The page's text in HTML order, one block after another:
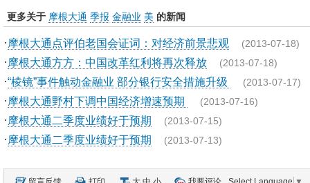
更多关于 摩根大通 季报 金融业 美 的新闻
· 摩根大通点评伯老国会证词：对经济前景悲观 (2013-07-18)
· 摩根大通方方：中国改革红利将再次释放 (2013-07-18)
·“棱镜”事件触动金融业 部分银行安全措施升级 (2013-07-17)
· 摩根大通野村下调中国经济增速预期 (2013-07-16)
· 摩根大通二季度业绩好于预期 (2013-07-15)
· 摩根大通二季度业绩好于预期 (2013-07-13)